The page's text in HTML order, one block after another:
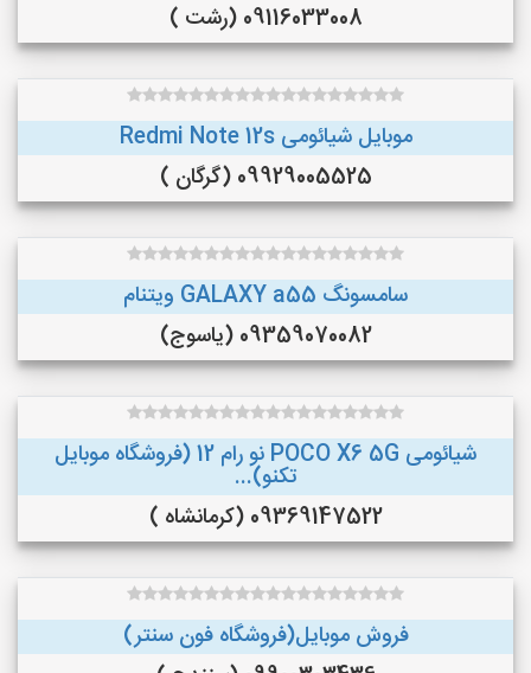
09116033008 (رشت )
موبایل شیائومی Redmi Note 12s
09929005525 (گرگان )
سامسونگ GALAXY a55 ویتنام
09359070082 (یاسوج)
شیائومی POCO X6 5G نو رام 12 (فروشگاه موبایل
تکنو)...
09369147522 (کرمانشاه )
فروش موبایل(فروشگاه فون سنتر)